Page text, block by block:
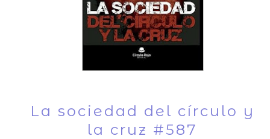
La sociedad del círculo y
la cruz #587